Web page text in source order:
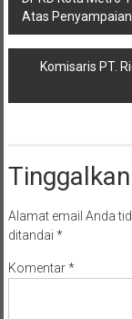
pos
Atas
Komisaris PT.
Alamat email Anda
ditandai *
Komentar*